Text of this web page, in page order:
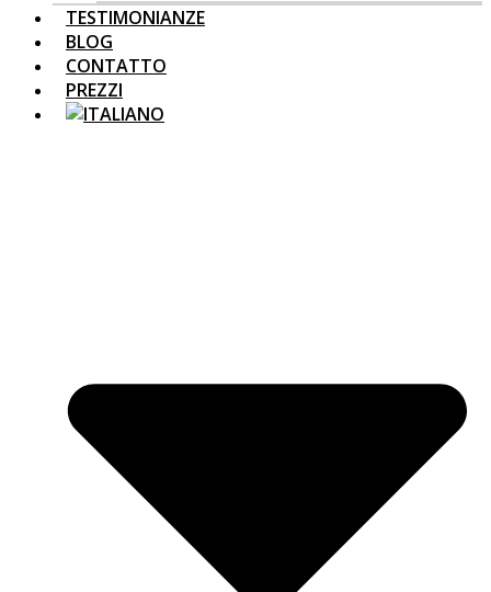
TESTIMONIANZE
BLOG
CONTATTO
PREZZI